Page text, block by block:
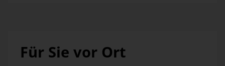
Für Sie vor Ort